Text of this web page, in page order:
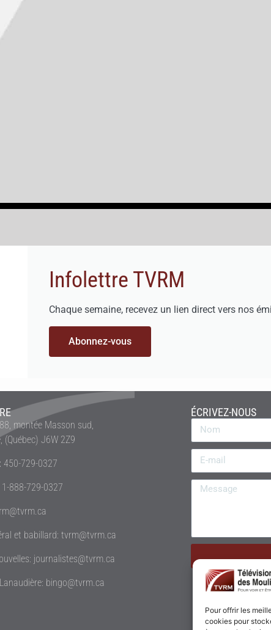
Pour offrir les
cookies pour
Infolettre TVRM
Chaque semaine, recevez un lien direct vers nos
Abonnez-vous
montée Masson sud,
(Québec) J6W 2Z9
450-729-0327
1-888-729-0327
et babillard: tvrm@tvrm.ca
journalistes@tvrm.ca
bingo@tvrm.ca
ÉCRIVEZ-NOUS